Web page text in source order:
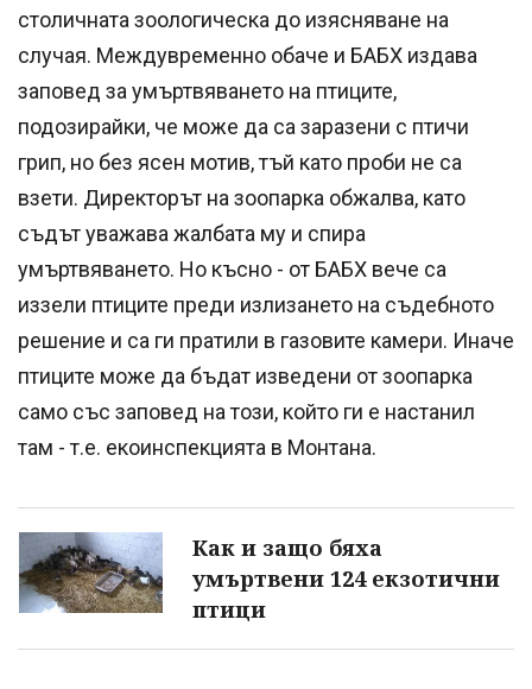
столичната зоологическа до изясняване на
случая. Междувременно обаче и БАБХ издава
заповед за умъртвяването на птиците,
подозирайки, че може да са заразени с птичи
грип, но без ясен мотив, тъй като проби не са
взети. Директорът на зоопарка обжалва, като
съдът уважава жалбата му и спира
умъртвяването. Но късно - от БАБХ вече са
иззели птиците преди излизането на съдебното
решение и са ги пратили в газовите камери. Иначе
птиците може да бъдат изведени от зоопарка
само със заповед на този, който ги е настанил
там - т.е. екоинспекцията в Монтана.
Как и защо бяха
умъртвени 124 екзотични
птици